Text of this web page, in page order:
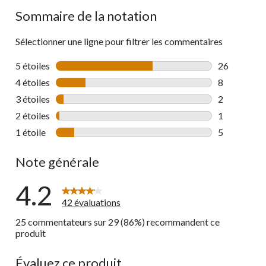
Sommaire de la notation
Sélectionner une ligne pour filtrer les commentaires
5 étoiles étoiles
26
26
4 étoiles étoiles
8
8
3 étoiles étoiles
2
2
2 étoiles étoiles
1
1
1 étoile étoiles
5
Note générale
4.2
42 évaluations
25 commentateurs sur 29 (86%) recommandent ce
produit